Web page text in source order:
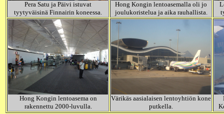
Pera Satu ja Päivi istuvat
tyytyväisinä Finnairin koneessa.
Hong Kongin lentoasemalla oli jo
joulukoristelua ja aika rauhallista.
Hong Kongin lentoasema on
rakennettu 2000-luvulla.
Värikäs aasialaisen lentoyhtiön kone
putkella.